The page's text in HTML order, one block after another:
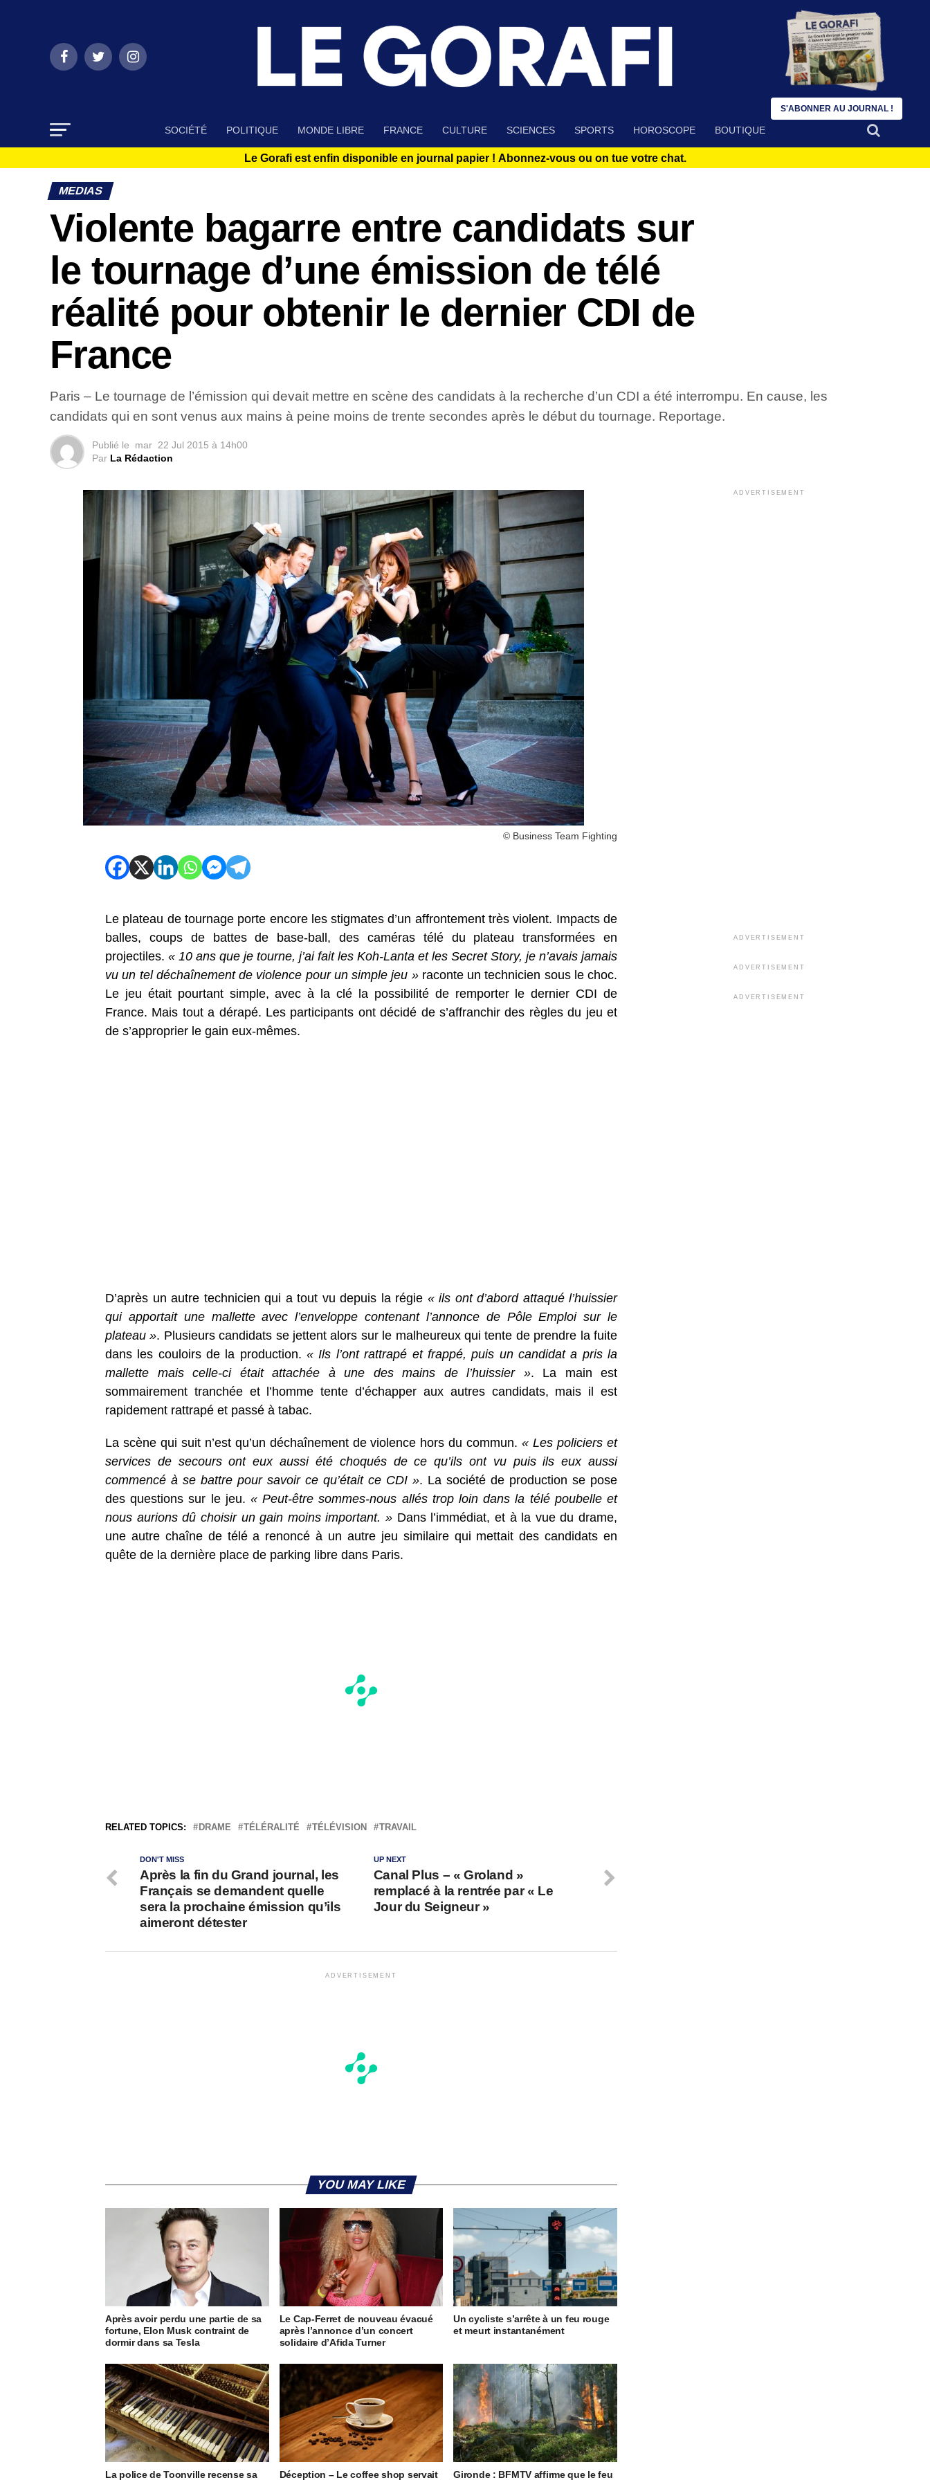
SOCIÉTÉ POLITIQUE MONDE LIBRE FRANCE CULTURE SCIENCES SPORTS HOROSCOPE BOUTIQUE
Le Gorafi est enfin disponible en journal papier ! Abonnez-vous ou on tue votre chat.
MEDIAS
Violente bagarre entre candidats sur
le tournage d’une émission de télé
réalité pour obtenir le dernier CDI de
France
Paris – Le tournage de l’émission qui devait mettre en scène des candidats à la recherche d’un CDI a été interrompu. En cause, les
candidats qui en sont venus aux mains à peine moins de trente secondes après le début du tournage. Reportage.
Publié le mar 22 Jul 2015 à 14h00
Par La Rédaction
© Business Team Fighting
Le plateau de tournage porte encore les stigmates d’un affrontement très violent. Impacts de
balles, coups de battes de base-ball, des caméras télé du plateau transformées en
projectiles. « 10 ans que je tourne, j’ai fait les Koh-Lanta et les Secret Story, je n’avais jamais
vu un tel déchaînement de violence pour un simple jeu »raconte un technicien sous le choc.
Le jeu était pourtant simple, avec à la clé la possibilité de remporter le dernier CDI de
France. Mais tout a dérapé. Les participants ont décidé de s’affranchir des règles du jeu et
de s’approprier le gain eux-mêmes.
D’après un autre technicien qui a tout vu depuis la régie « ils ont d’abord attaqué l’huissier
qui apportait une mallette avec l’enveloppe contenant l’annonce de Pôle Emploi sur le
plateau ». Plusieurs candidats se jettent alors sur le malheureux qui tente de prendre la fuite
dans les couloirs de la production. « Ils l’ont rattrapé et frappé, puis un candidat a pris la
mallette mais celle-ci était attachée à une des mains de l’huissier ». La main est
sommairement tranchée et l’homme tente d’échapper aux autres candidats, mais il est
rapidement rattrapé et passé à tabac.
La scène qui suit n’est qu’un déchaînement de violence hors du commun. « Les policiers et
services de secours ont eux aussi été choqués de ce qu’ils ont vu puis ils eux aussi
commencé à se battre pour savoir ce qu’était ce CDI ». La société de production se pose
des questions sur le jeu. « Peut-être sommes-nous allés trop loin dans la télé poubelle et
nous aurions dû choisir un gain moins important. » Dans l’immédiat, et à la vue du drame,
une autre chaîne de télé a renoncé à un autre jeu similaire qui mettait des candidats en
quête de la dernière place de parking libre dans Paris.
RELATED TOPICS: DRAME TÉLÉRALITÉ TÉLÉVISION TRAVAIL
UP NEXT
Canal Plus – « Groland »
remplacé à la rentrée par « Le
Jour du Seigneur »
DON'T MISS
Après la fin du Grand journal, les
Français se demandent quelle
sera la prochaine émission qu’ils
aimeront détester
ADVERTISEMENT
YOU MAY LIKE
Après avoir perdu une partie de sa
fortune, Elon Musk contraint de
dormir dans sa Tesla
Le Cap-Ferret de nouveau évacué
après l’annonce d’un concert
solidaire d’Afida Turner
Un cycliste s’arrête à un feu rouge
et meurt instantanément
La police de Toonville recense sa Déception – Le coffee shop servait Gironde : BFMTV affirme que le feu
ADVERTISEMENT
ADVERTISEMENT
ADVERTISEMENT
ADVERTISEMENT
S'ABONNER AU JOURNAL !